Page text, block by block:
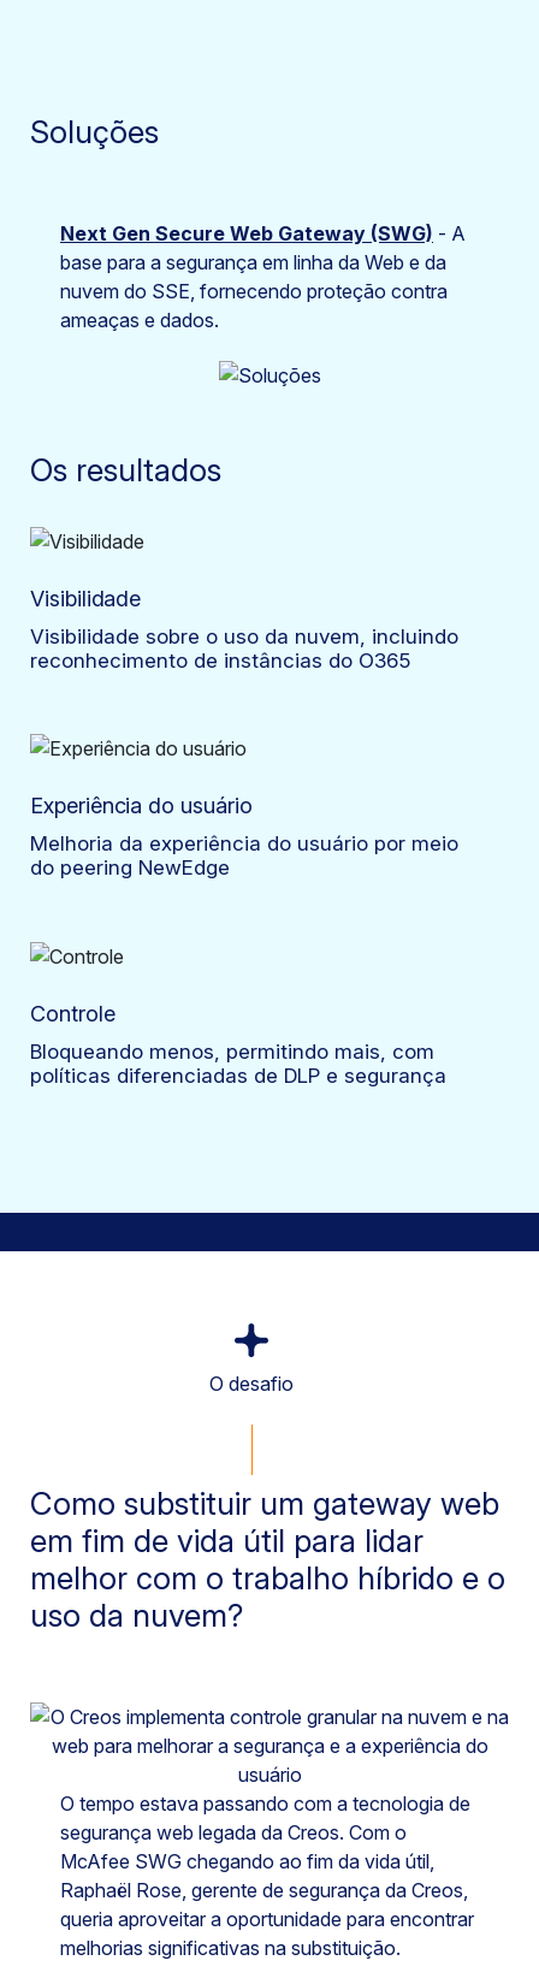
Soluções
Next Gen Secure Web Gateway (SWG) - A
base para a segurança em linha da Web e da
nuvem do SSE, fornecendo proteção contra
ameaças e dados.
Os resultados
Visibilidade
Visibilidade sobre o uso da nuvem, incluindo
reconhecimento de instâncias do O365
Experiência do usuário
Melhoria da experiência do usuário por meio
do peering NewEdge
Controle
Bloqueando menos, permitindo mais, com
políticas diferenciadas de DLP e segurança
O desafio
Como substituir um gateway web
em fim de vida útil para lidar
melhor com o trabalho híbrido e o
uso da nuvem?
O tempo estava passando com a tecnologia de
segurança web legada da Creos. Com o
McAfee SWG chegando ao fim da vida útil,
Raphaël Rose, gerente de segurança da Creos,
queria aproveitar a oportunidade para encontrar
melhorias significativas na substituição.